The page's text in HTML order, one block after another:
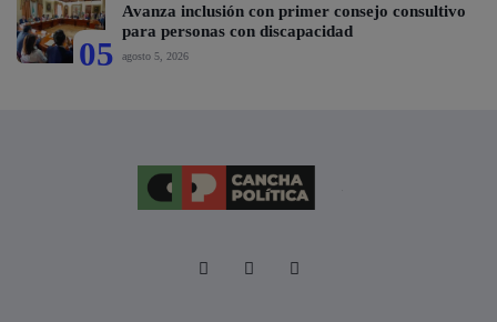
05
Avanza inclusión con primer consejo consultivo
para personas con discapacidad
agosto 5, 2026